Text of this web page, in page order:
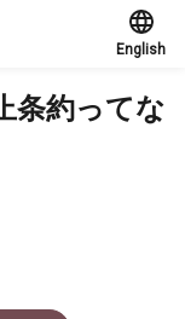
English
条約ってな